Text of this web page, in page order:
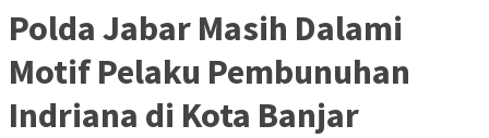
Polda Jabar Masih Dalami
Motif Pelaku Pembunuhan
Indriana di Kota Banjar